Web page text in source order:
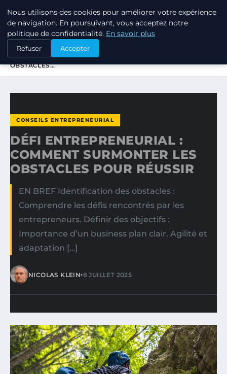
TUEZ-LES TOUS
ACCUEIL
CONSEILS ENTREPRENEURIAL
DÉFI ENTREPRENEURIAL : COMMENT SURMONTER LES
OBSTACLES…
CONSEILS ENTREPRENEURIAL
DÉFI ENTREPRENEURIAL :
COMMENT SURMONTER LES
OBSTACLES POUR RÉUSSIR
EN BREF Identification des obstacles :
Comprendre les défis rencontrés par les
entrepreneurs. Définir des objectifs :
Importance d’un business plan clair. Agilité et
adaptation […]
NICOLAS KLEIN•8 JUILLET 2025
Nous utilisons des cookies pour améliorer votre expérience
de navigation. En poursuivant, vous acceptez notre
politique de confidentialité. En savoir plus
Refuser Accepter